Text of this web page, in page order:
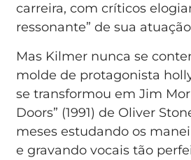
carreira, com críticos
ressonante” de sua
Mas Kilmer nunca se
molde de protagonista
se transformou em Jim
Doors” (1991) de Oliver
meses estudando os
e gravando vocais tão